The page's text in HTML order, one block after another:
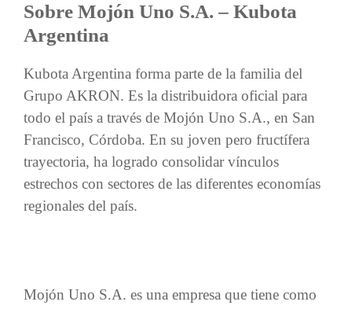
Sobre Mojón Uno S.A. – Kubota
Argentina
Kubota Argentina forma parte de la familia del
Grupo AKRON. Es la distribuidora oficial para
todo el país a través de Mojón Uno S.A., en San
Francisco, Córdoba. En su joven pero fructífera
trayectoria, ha logrado consolidar vínculos
estrechos con sectores de las diferentes economías
regionales del país.
Mojón Uno S.A. es una empresa que tiene como